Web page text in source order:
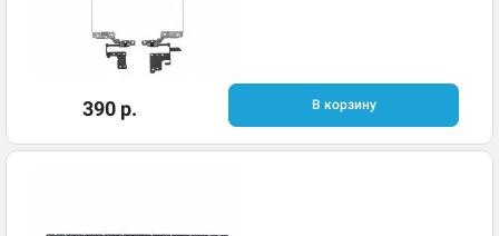
390 р. В корзину